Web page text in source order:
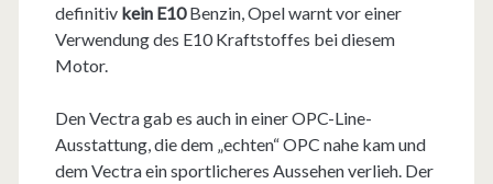
definitiv kein E10Benzin, Opel warnt vor einer
Verwendung des E10 Kraftstoffes bei diesem
Motor.
Den Vectra gab es auch in einer OPC-Line-
Ausstattung, die dem „echten“ OPC nahe kam und
dem Vectra ein sportlicheres Aussehen verlieh. Der